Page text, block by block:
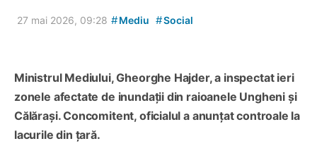
27 mai 2026, 09:28 #Mediu #Social
Ministrul Mediului, Gheorghe Hajder, a inspectat ieri
zonele afectate de inundații din raioanele Ungheni și
Călărași. Concomitent, oficialul a anunțat controale la
lacurile din țară.